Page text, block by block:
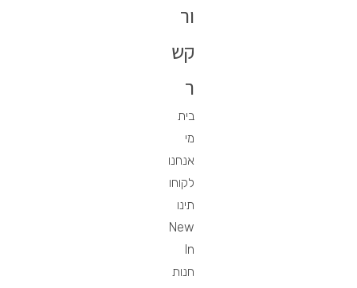
ור
קש
ר
בית
מי
אנחנו
לקוחו
תינו
New
In
חנות